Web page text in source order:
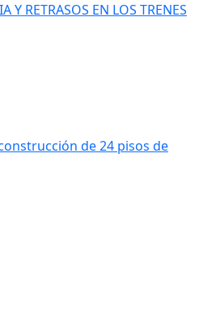
Y RETRASOS EN LOS TRENES
de 24 pisos de